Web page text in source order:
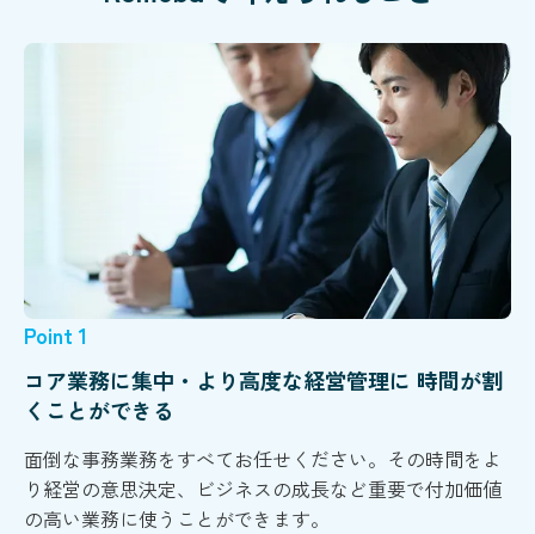
Point 1
コア業務に集中・より高度な経営管理に 時間が割
くことができる
面倒な事務業務をすべてお任せください。その時間をよ
り経営の意思決定、ビジネスの成長など重要で付加価値
の高い業務に使うことができます。